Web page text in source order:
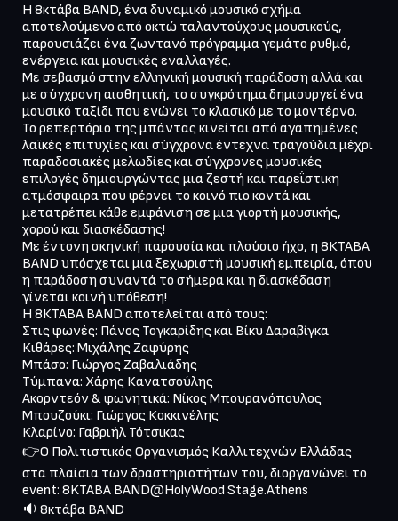
Η 8κτάβα BAND, ένα δυναμικό μουσικό σχήμα
αποτελούμενο από οκτώ ταλαντούχους μουσικούς,
παρουσιάζει ένα ζωντανό πρόγραμμα γεμάτο ρυθμό,
ενέργεια και μουσικές εναλλαγές.
Με σεβασμό στην ελληνική μουσική παράδοση αλλά και
με σύγχρονη αισθητική, το συγκρότημα δημιουργεί ένα
μουσικό ταξίδι που ενώνει το κλασικό με το μοντέρνο.
Το ρεπερτόριο της μπάντας κινείται από αγαπημένες
λαϊκές επιτυχίες και σύγχρονα έντεχνα τραγούδια μέχρι
παραδοσιακές μελωδίες και σύγχρονες μουσικές
επιλογές δημιουργώντας μια ζεστή και παρεΐστικη
ατμόσφαιρα που φέρνει το κοινό πιο κοντά και
μετατρέπει κάθε εμφάνιση σε μια γιορτή μουσικής,
χορού και διασκέδασης!
Με έντονη σκηνική παρουσία και πλούσιο ήχο, η 8ΚΤΑΒΑ
BAND υπόσχεται μια ξεχωριστή μουσική εμπειρία, όπου
η παράδοση συναντά το σήμερα και η διασκέδαση
γίνεται κοινή υπόθεση!
Η 8ΚΤΑΒΑ BAND αποτελείται από τους:
Στις φωνές: Πάνος Τογκαρίδης και Βίκυ Δαραβίγκα
Κιθάρες: Μιχάλης Ζαφύρης
Μπάσο: Γιώργος Ζαβαλιάδης
Τύμπανα: Χάρης Κανατσούλης
Ακορντεόν & φωνητικά: Νίκος Μπουρανόπουλος
Μπουζούκι: Γιώργος Κοκκινέλης
Κλαρίνο: Γαβριήλ Τότσικας
👉Ο Πολιτιστικός Οργανισμός Καλλιτεχνών Ελλάδας
στα πλαίσια των δραστηριοτήτων του, διοργανώνει το
event: 8KTABA BAND@HolyWood Stage.Athens
🔉 8κτάβα BAND